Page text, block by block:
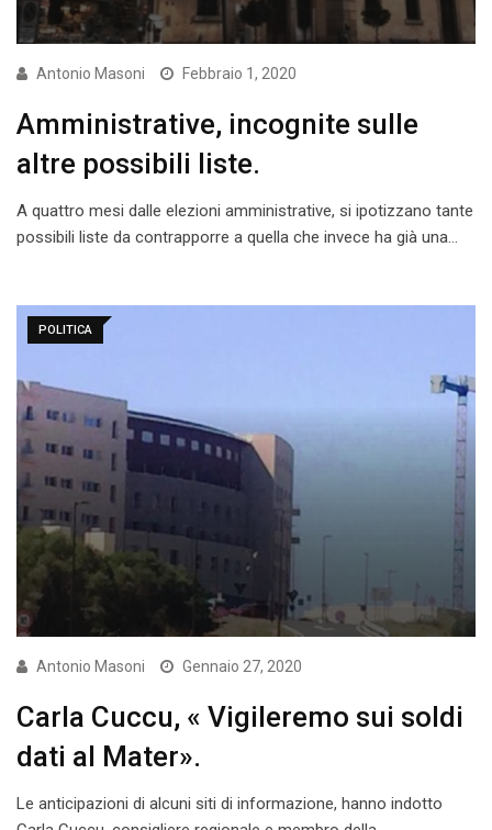
Antonio Masoni Febbraio 1, 2020
Amministrative, incognite sulle
altre possibili liste.
A quattro mesi dalle elezioni amministrative, si ipotizzano tante
possibili liste da contrapporre a quella che invece ha già una…
POLITICA
Antonio Masoni Gennaio 27, 2020
Carla Cuccu, « Vigileremo sui soldi
dati al Mater».
Le anticipazioni di alcuni siti di informazione, hanno indotto